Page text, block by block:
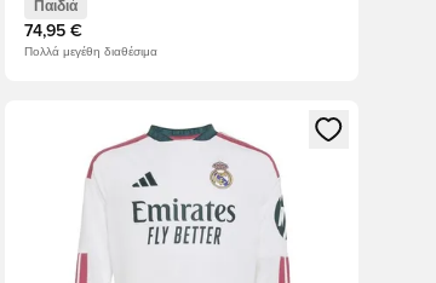
Παιδιά
74,95 €
Πολλά μεγέθη διαθέσιμα
ως μέλος
Ανοίγει ένα Modal για να συνδεθείτε ή να